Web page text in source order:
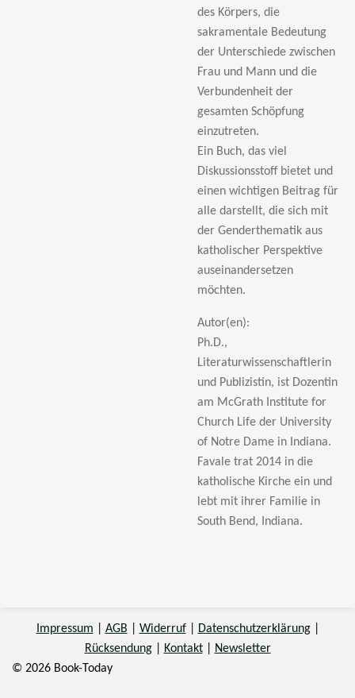
des Körpers, die
sakramentale Bedeutung
der Unterschiede zwischen
Frau und Mann und die
Verbundenheit der
gesamten Schöpfung
einzutreten.
Ein Buch, das viel
Diskussionsstoff bietet und
einen wichtigen Beitrag für
alle darstellt, die sich mit
der Genderthematik aus
katholischer Perspektive
auseinandersetzen
möchten.
Autor(en):
Ph.D.,
Literaturwissenschaftlerin
und Publizistin, ist Dozentin
am McGrath Institute for
Church Life der University
of Notre Dame in Indiana.
Favale trat 2014 in die
katholische Kirche ein und
lebt mit ihrer Familie in
South Bend, Indiana.
Impressum AGB Widerruf| Datenschutzerklärung|
Rücksendung| Kontakt|
Newsletter
© 2026 Book-Today